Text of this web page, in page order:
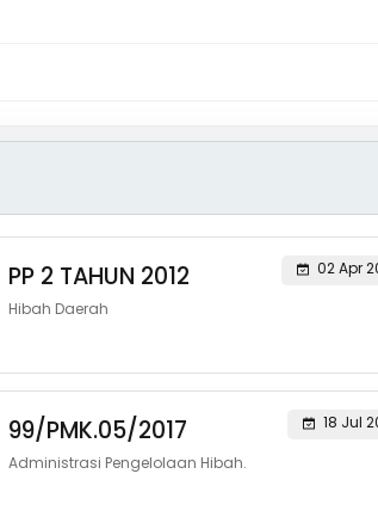
PP 2 TAHUN 2012
02 Apr
Hibah Daerah
99/PMK.05/2017
18 Jul
Administrasi Pengelolaan Hibah.